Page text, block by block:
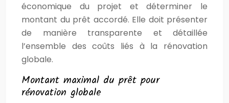
économique du projet et déterminer le
montant du prêt accordé. Elle doit présenter
de manière transparente et détaillée
l’ensemble des coûts liés à la rénovation
globale.
Montant maximal du prêt pour
rénovation globale